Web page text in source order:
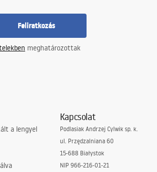
Feliratkozás
meghatározottak
a lengyel
Kapcsolat
Podlasiak Andrzej Cylwik sp. k.
ul. Przędzalniana 60
15-688 Białystok
NIP 966-216-01-21